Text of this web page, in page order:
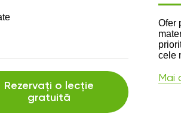
Rezervați o lecție
gratuită
Ofer
cele
Mai